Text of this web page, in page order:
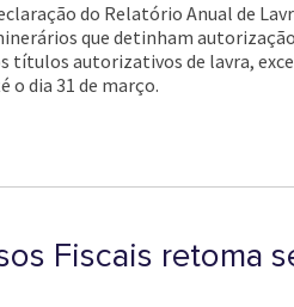
do Relatório Anual de
que detinham
títulos autorizativos de lavra,
o dia 31 de março.
Fiscais retoma